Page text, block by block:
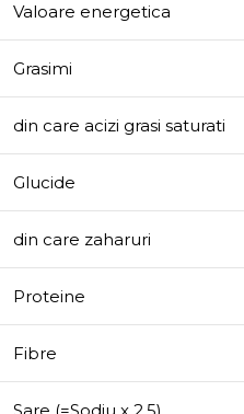
Valoare energetica
Grasimi
din care acizi grasi saturati
Glucide
din care zaharuri
Proteine
Fibre